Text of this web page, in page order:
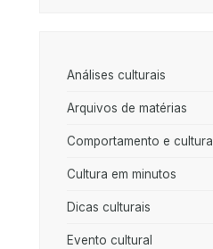
Análises culturais
Arquivos de matérias
Comportamento e cultura
Cultura em minutos
Dicas culturais
Evento cultural